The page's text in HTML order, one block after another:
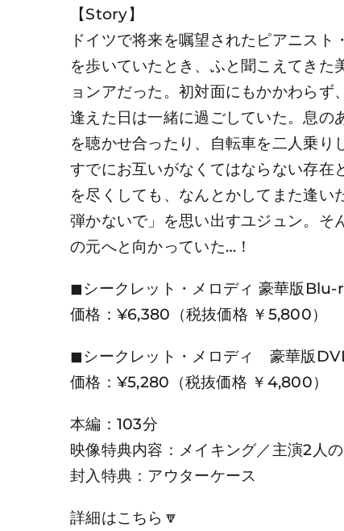
【Story】
ドイツで将来を嘱望されたピアニス
を歩いていたとき、ふと聞こえてき
ョンアだった。初対面にもかかわらず
逢えた日は一緒に過ごしていた。息の
を聴かせ合ったり、自転車を二人乗り
すでにお互いがなくてはならない存
を尽くしても、なんとかしてまた逢
弾かないで」を思い出すユジュン。そ
の元へと向かっていた…！
◼︎シークレット・メロディ 豪華版Blu-
価格：¥6,380（税抜価格 ￥5,800）
◼︎シークレット・メロディ 豪華版
価格：¥5,280（税抜価格 ￥4,800）
本編：103分
映像特典内容：メイキング／主演2人
封入特典：アウターケース
詳細はこちら🔽